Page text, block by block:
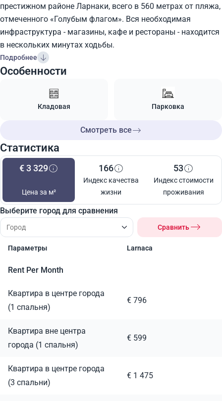
престижном районе Ларнаки, всего в 560 метрах от пляжа,
отмеченного «Голубым флагом». Вся необходимая
инфраструктура - магазины, кафе и рестораны - находится
в нескольких минутах ходьбы.
Подробнее
Особенности
Кладовая Парковка
Смотреть все
Статистика
€ 3 329
Цена за м²
166
Индекс качества
жизни
53
Индекс стоимости
проживания
Выберите город для сравнения
Сравнить
Параметры Larnaca
Rent Per Month
Квартира в центре города
(1 спальня)
€ 796
Квартира вне центра
города (1 спальня)
€ 599
Квартира в центре города
(3 спальни)
€ 1 475